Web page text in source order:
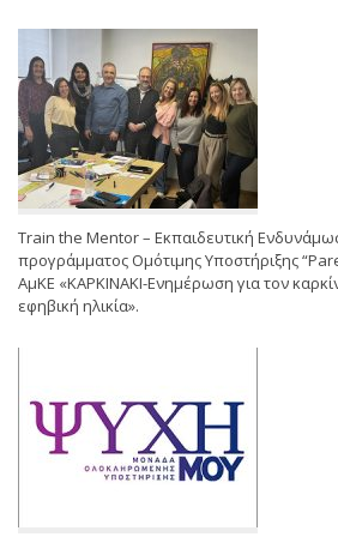
Train the Mentor – Εκπαιδευτική
προγράμματος Ομότιμης Υποστήριξης
ΑμΚΕ «ΚΑΡΚΙΝΑΚΙ-Ενημέρωση για τον
εφηβική ηλικία».